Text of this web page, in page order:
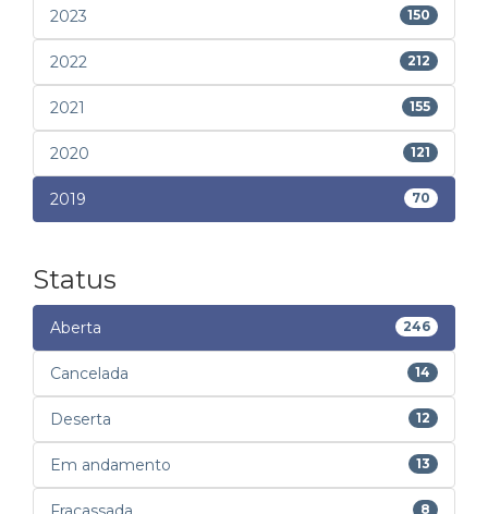
2023 150
2022 212
2021 155
2020 121
2019 70
Status
Aberta 246
Cancelada 14
Deserta 12
Em andamento 13
8